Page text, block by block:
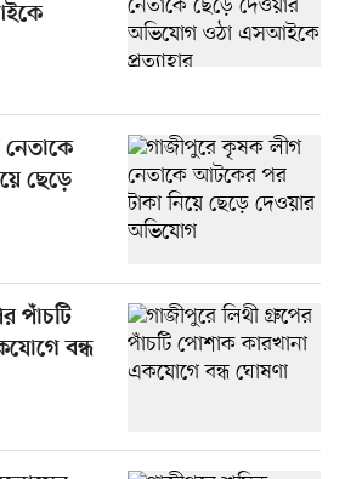
ছেড়ে
পাঁচটি
বন্ধ